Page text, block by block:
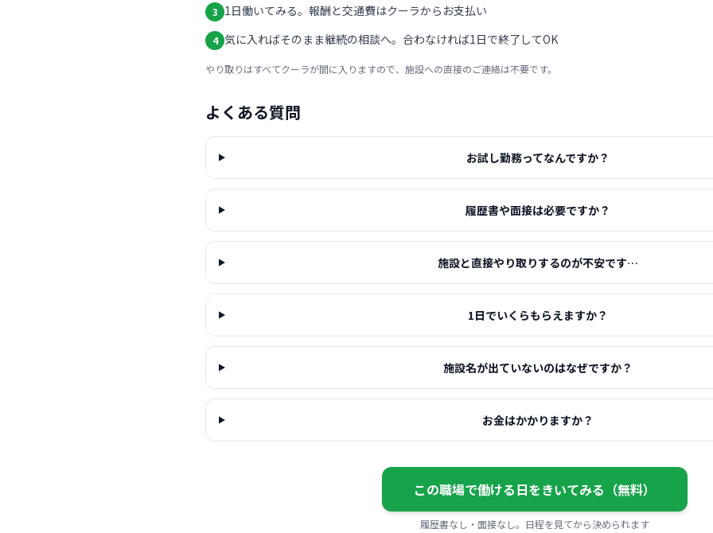
3 1日働いてみる。報酬と交通費はクーラからお支払い
4 気に入ればそのまま継続の相談へ。合わなければ1日で終了してOK
やり取りはすべてクーラが間に入りますので、施設への直接のご連絡は不要です。
よくある質問
お試し勤務ってなんですか？
履歴書や面接は必要ですか？
施設と直接やり取りするのが不安です…
1日でいくらもらえますか？
施設名が出ていないのはなぜですか？
お金はかかりますか？
この職場で働ける日をきいてみる（無料）
履歴書なし・面接なし。日程を見てから決められます